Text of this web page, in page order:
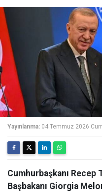
Yayınlanma: 04 Temmuz 2026
Cumhurbaşkanı Recep
Başbakanı Giorgia